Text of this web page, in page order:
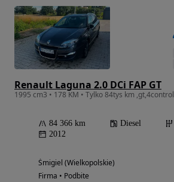
Renault Laguna 2.0 DCi FAP GT
1995 cm3 • 178 KM • Tylko 84tys km ,gt,4control
84 366 km Diesel
2012
Śmigiel (Wielkopolskie)
Firma • Podbite